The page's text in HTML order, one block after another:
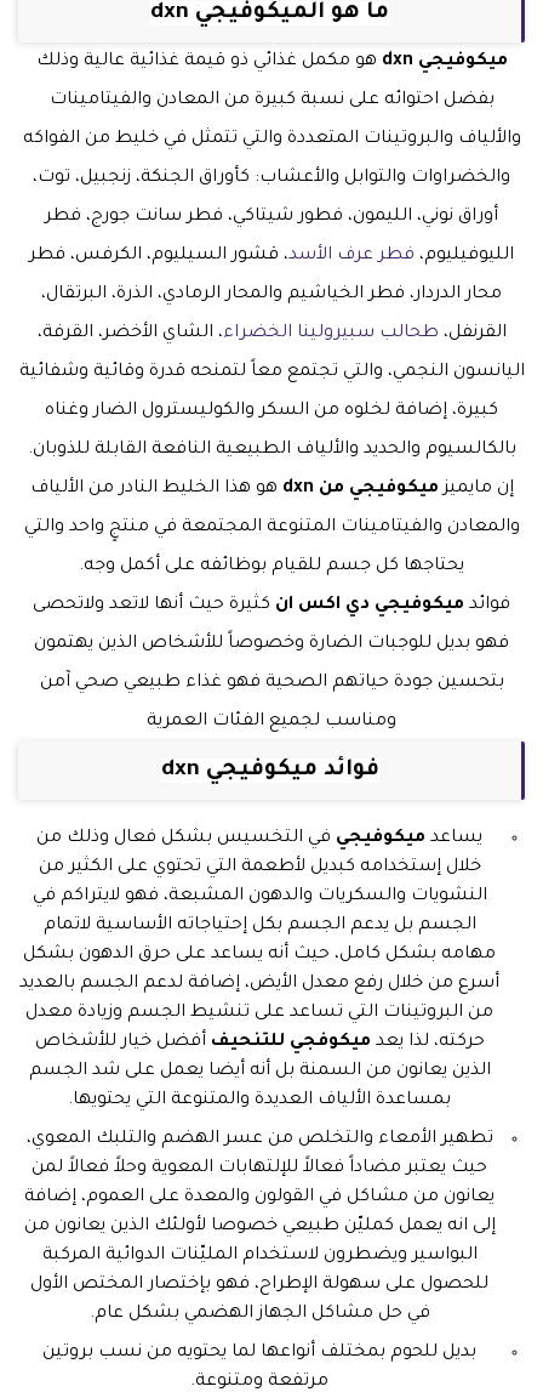
ما هو الميكوفيجي dxn
ميكوفيجي dxn
هو مكمل غذائي ذو قيمة غذائية عالية وذلك
بفضل احتوائه على نسبة كبيرة من المعادن والفيتامينات
والألياف والبروتينات المتعددة والتي تتمثل في خليط من الفواكه
والخضراوات والتوابل والأعشاب: كأوراق الجنكة، زنجبيل، توت،
أوراق نوني، الليمون، فطور شيتاكي، فطر سانت جورج، فطر
الليوفيليوم، فطر عرف الأسد، قشور السيليوم، الكرفس، فطر
محار الدردار، فطر الخياشيم والمحار الرمادي، الذرة، البرتقال،
القرنفل، طحالب سبيرولينا الخضراء، الشاي الأخضر، القرفة،
اليانسون النجمي، والتي تجتمع معاً لتمنحه قدرة وقائية وشفائية
كبيرة، إضافة لخلوه من السكر والكوليسترول الضار وغناه
بالكالسيوم والحديد والألياف الطبيعية النافعة القابلة للذوبان.
إن مايميزميكوفيجي من dxn
هو هذا الخليط النادر من الألياف
والمعادن والفيتامينات المتنوعة المجتمعة في منتجٍ واحد والتي
يحتاجها كل جسم للقيام بوظائفه على أكمل وجه.
فوائد ميكوفيجي دي اكس ان كثيرة حيث أنها لاتعد ولاتحصى
فهو بديل للوجبات الضارة وخصوصاً للأشخاص الذين يهتمون
بتحسين جودة حياتهم الصحية فهو غذاء طبيعي صحي آمن
ومناسب لجميع الفئات العمرية
فوائد ميكوفيجي dxn
يساعد ميكوفيجي في التخسيس بشكل فعال وذلك من
خلال إستخدامه كبديل لأطعمة التي تحتوي على الكثير من
النشويات والسكريات والدهون المشبعة، فهو لايتراكم في
الجسم بل يدعم الجسم بكل إحتياجاته الأساسية لاتمام
مهامه بشكل كامل، حيث أنه يساعد على حرق الدهون بشكل
أسرع من خلال رفع معدل الأيض، إضافة لدعم الجسم بالعديد
من البروتينات التي تساعد على تنشيط الجسم وزيادة معدل
حركته، لذا يعد ميكوفجي للتنحيف أفضل خيار للأشخاص
الذين يعانون من السمنة بل أنه أيضا يعمل على شد الجسم
بمساعدة الألياف العديدة والمتنوعة التي يحتويها.
تطهير الأمعاء والتخلص من عسر الهضم والتلبك المعوي،
حيث يعتبر مضاداً فعالاً للإلتهابات المعوية وحلاً فعالاً لمن
يعانون من مشاكل في القولون والمعدة على العموم، إضافة
إلى انه يعمل كمليّن طبيعي خصوصا لأولئك الذين يعانون من
البواسير ويضطرون لاستخدام المليّنات الدوائية المركبة
للحصول على سهولة الإطراح، فهو بإختصار المختص الأول
في حل مشاكل الجهاز الهضمي بشكل عام.
بديل للحوم بمختلف أنواعها لما يحتويه من نسب بروتين
مرتفعة ومتنوعة.